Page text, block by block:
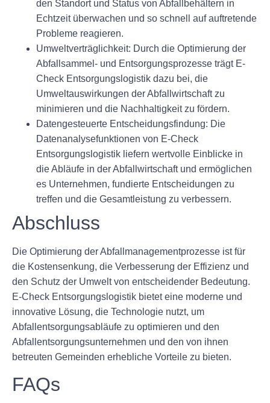
den Standort und Status von Abfallbehältern in
Echtzeit überwachen und so schnell auf auftretende
Probleme reagieren.
Umweltverträglichkeit: Durch die Optimierung der
Abfallsammel- und Entsorgungsprozesse trägt E-
Check Entsorgungslogistik dazu bei, die
Umweltauswirkungen der Abfallwirtschaft zu
minimieren und die Nachhaltigkeit zu fördern.
Datengesteuerte Entscheidungsfindung: Die
Datenanalysefunktionen von E-Check
Entsorgungslogistik liefern wertvolle Einblicke in
die Abläufe in der Abfallwirtschaft und ermöglichen
es Unternehmen, fundierte Entscheidungen zu
treffen und die Gesamtleistung zu verbessern.
Abschluss
Die Optimierung der Abfallmanagementprozesse ist für
die Kostensenkung, die Verbesserung der Effizienz und
den Schutz der Umwelt von entscheidender Bedeutung.
E-Check Entsorgungslogistik bietet eine moderne und
innovative Lösung, die Technologie nutzt, um
Abfallentsorgungsabläufe zu optimieren und den
Abfallentsorgungsunternehmen und den von ihnen
betreuten Gemeinden erhebliche Vorteile zu bieten.
FAQs